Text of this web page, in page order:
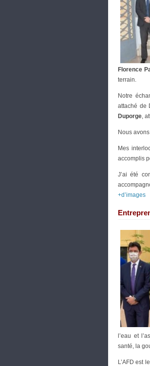
Florence
terrain.
Notre
attaché de
Duporge,
Nous
Mes
accomplis
J’ai été
+d’images
l’eau et
santé, la
L’AFD est